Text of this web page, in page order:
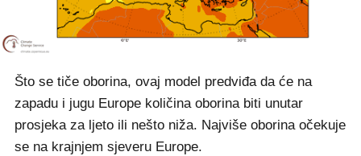
Što se tiče oborina, ovaj model predviđa da će na
zapadu i jugu Europe količina oborina biti unutar
prosjeka za ljeto ili nešto niža. Najviše oborina očekuje
se na krajnjem sjeveru Europe.